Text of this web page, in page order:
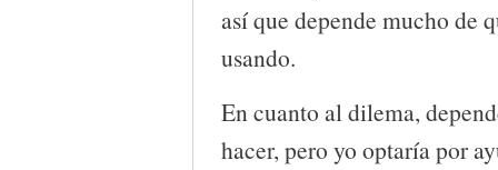
así que depende mucho de
usando.
En cuanto al dilema,
hacer, pero yo optaría por